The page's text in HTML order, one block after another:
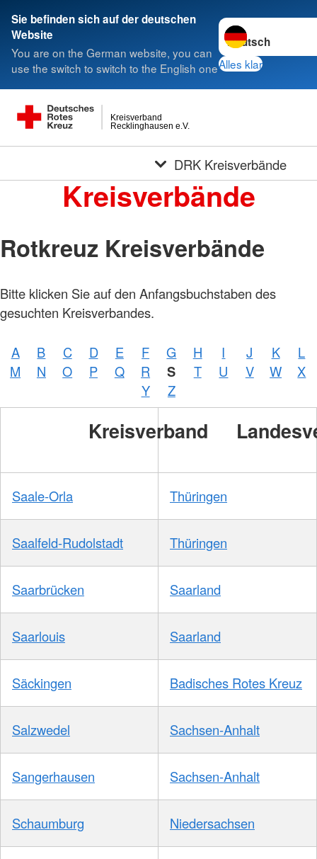
Sie befinden sich auf der deutschen
Website
You are on the German website, you can
use the switch to switch to the English one
Sprache wechseln
Alles klar
Recklinghausen e.V.
Kreisverband
DRK Kreisverbände
Kreisverbände
Rotkreuz Kreisverbände
Bitte klicken Sie auf den Anfangsbuchstaben des
gesuchten Kreisverbandes.
A B C D E F G H I J K
L
M
N O P Q R S T U V W
X
Y
Z
Kreisverband
Saale-Orla Thüringen
Saalfeld-Rudolstadt Thüringen
Saarbrücken Saarland
Saarlouis Saarland
Säckingen Badisches Rotes Kreuz
Salzwedel Sachsen-Anhalt
Sangerhausen Sachsen-Anhalt
Schaumburg Niedersachsen